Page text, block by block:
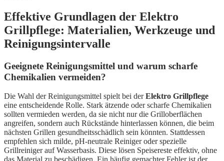
Effektive Grundlagen der Elektro
Grillpflege: Materialien, Werkzeuge und
Reinigungsintervalle
Geeignete Reinigungsmittel und warum scharfe
Chemikalien vermeiden?
Die Wahl der Reinigungsmittel spielt bei derElektro Grillpflege
eine entscheidende Rolle. Stark ätzende oder scharfe Chemikalien
sollten vermieden werden, da sie nicht nur die Grilloberflächen
angreifen, sondern auch Rückstände hinterlassen können, die beim
nächsten Grillen gesundheitsschädlich sein könnten. Stattdessen
empfehlen sich milde, pH-neutrale Reiniger oder spezielle
Grillreiniger auf Wasserbasis. Diese lösen Speisereste effektiv, ohne